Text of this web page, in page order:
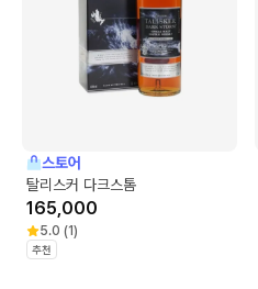
스토어
탈리스커 다크스톰
165,000
5.0 (1)
추천